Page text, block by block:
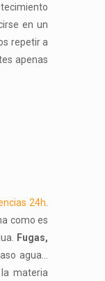
en un
repetir a
apenas
24h
como es
Fugas,
agua…
materia